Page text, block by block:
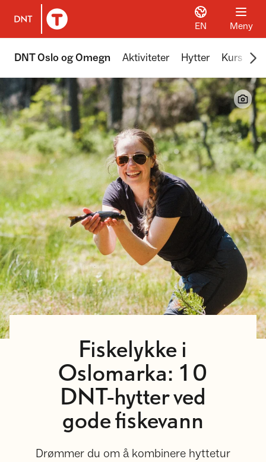
Til DNT.no forside
EN Meny
DNT Oslo og Omegn Aktiviteter Hytter Kurs
Fiskelykke i
Oslomarka: 10
DNT-hytter ved
gode fiskevann
Drømmer du om å kombinere hyttetur